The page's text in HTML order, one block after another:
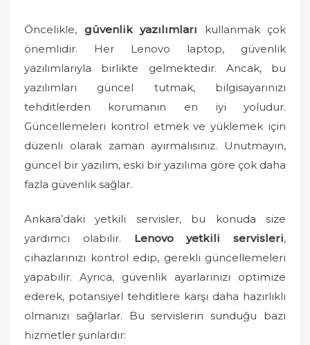
Öncelikle, güvenlik yazılımları kullanmak çok
önemlidir. Her Lenovo laptop, güvenlik
yazılımlarıyla birlikte gelmektedir. Ancak, bu
yazılımları güncel tutmak, bilgisayarınızı
tehditlerden korumanın en iyi yoludur.
Güncellemeleri kontrol etmek ve yüklemek için
düzenli olarak zaman ayırmalısınız. Unutmayın,
güncel bir yazılım, eski bir yazılıma göre çok daha
fazla güvenlik sağlar.
Ankara’daki yetkili servisler, bu konuda size
yardımcı olabilir. Lenovo yetkili servisleri,
cihazlarınızı kontrol edip, gerekli güncellemeleri
yapabilir. Ayrıca, güvenlik ayarlarınızı optimize
ederek, potansiyel tehditlere karşı daha hazırlıklı
olmanızı sağlarlar. Bu servislerin sunduğu bazı
hizmetler şunlardır: